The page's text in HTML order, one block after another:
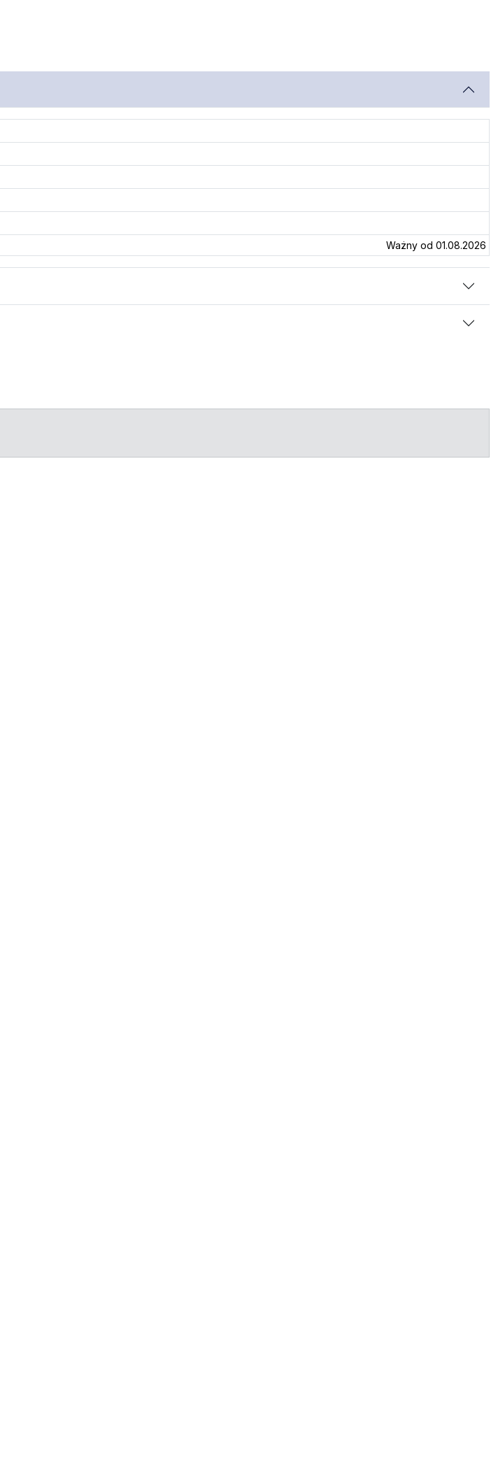
Ważny od 01.08.2026